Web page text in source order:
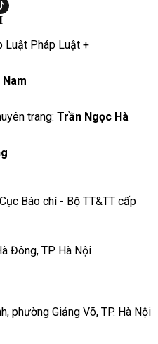
Luật Pháp Luật +
trang: Trần Ngọc Hà
Báo chí - Bộ TT&TT cấp
Đông, TP Hà Nội
phường Giảng Võ, TP. Hà Nội